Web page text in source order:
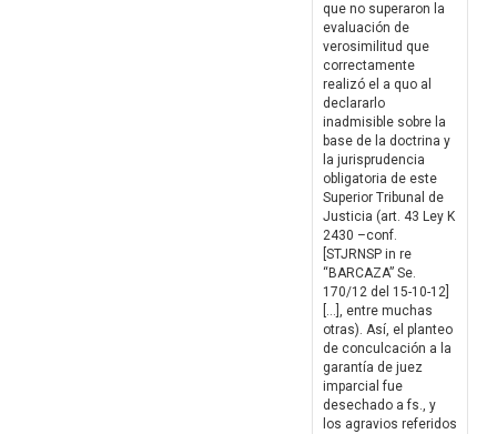
que no superaron la
evaluación de
verosimilitud que
correctamente
realizó el a quo al
declararlo
inadmisible sobre la
base de la doctrina y
la jurisprudencia
obligatoria de este
Superior Tribunal de
Justicia (art. 43 Ley K
2430 –conf.
[STJRNSP in re
“BARCAZA” Se.
170/12 del 15-10-12]
[…], entre muchas
otras). Así, el planteo
de conculcación a la
garantía de juez
imparcial fue
desechado a fs., y
los agravios referidos